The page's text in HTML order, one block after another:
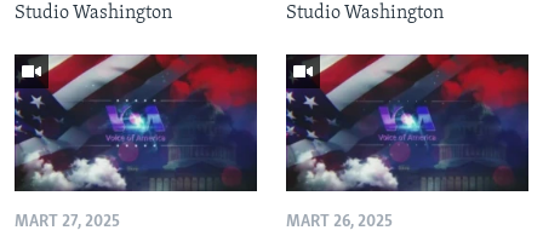
Studio Washington Studio Washington
MART 27, 2025 MART 26, 2025